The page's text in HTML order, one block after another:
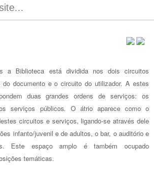
a Biblioteca está dividida nos dois circuitos
documento e o circuito do utilizador. A estes
duas grandes ordens de serviços: os
serviços públicos. O átrio aparece como o
circuitos e serviços, ligando-se através dele
infanto/juvenil e de adultos, o bar, o auditório e
Este espaço amplo é também ocupado
temáticas.